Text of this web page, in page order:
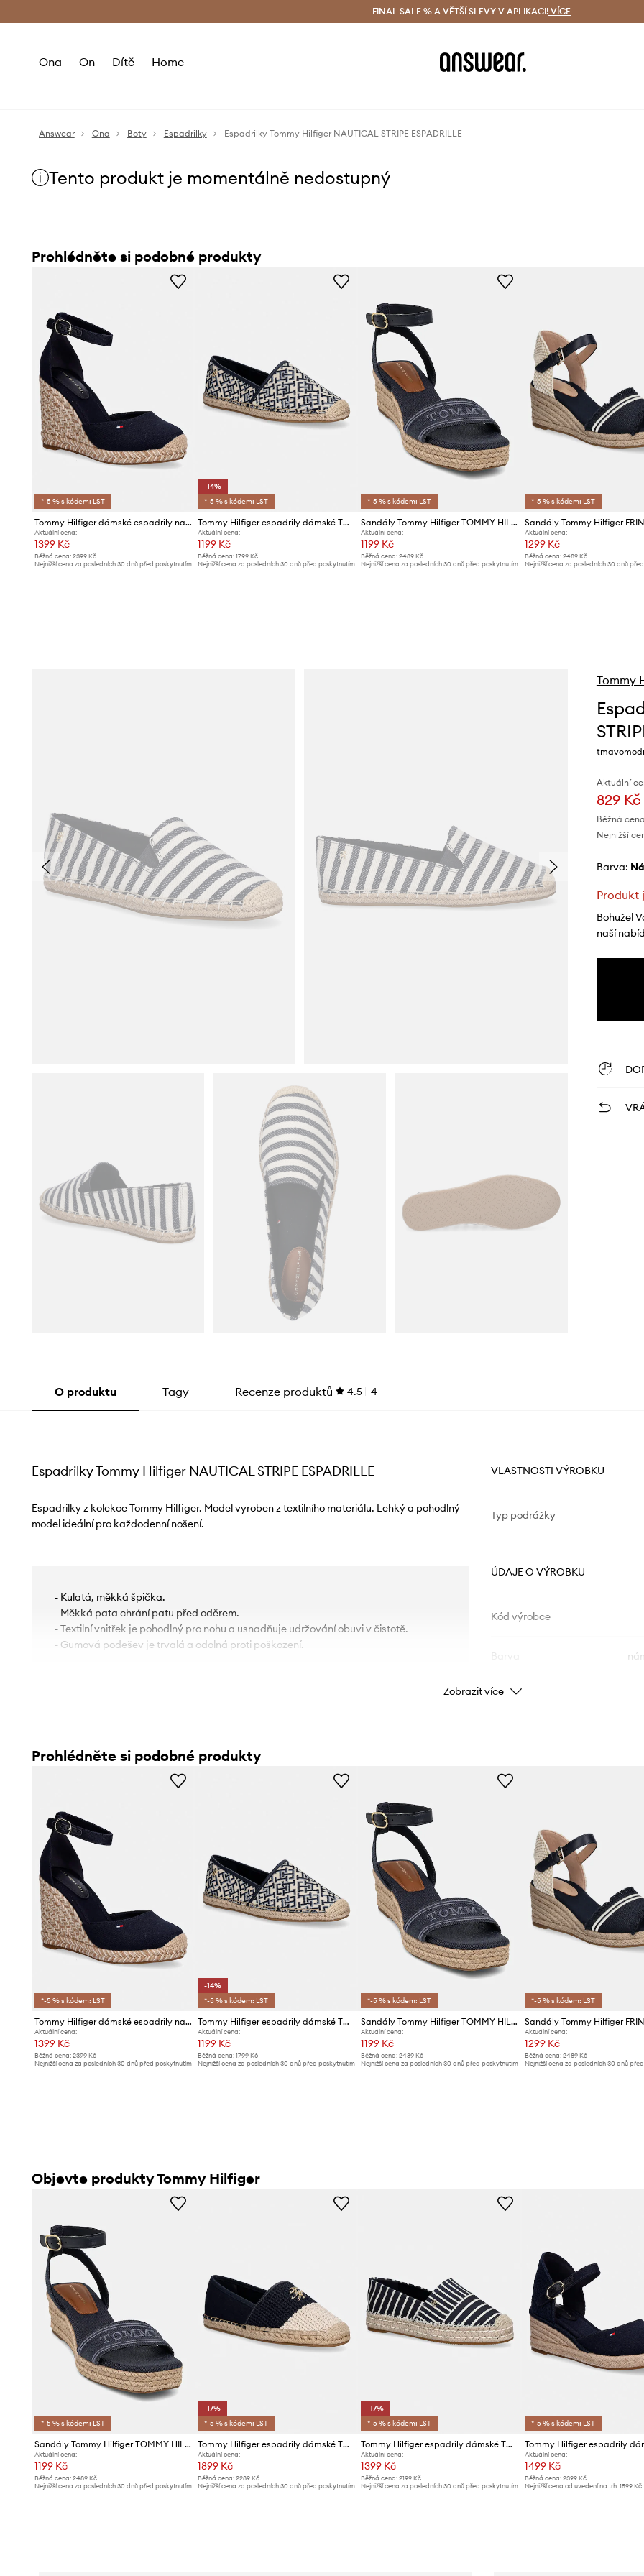
Doručení a vrácení zdarma (od 1800 Kč) Doručení i do 24 h
FINAL SALE % A VĚTŠÍ SLEVY V APLIKACI! VÍCE
Ona On Dítě Home
Answear Ona Boty Espadrilky Espadrilky Tommy Hilfiger NAUTICAL STRIPE ESPADRILLE
Tento produkt je momentálně nedostupný
Prohlédněte si podobné produkty
*-5 % s kódem: LST
Tommy Hilfiger dámské espadrily na klínku FLAG HIGH WEDGE ESPAD CLOSED TOE
Aktuální cena:
1399 Kč
Běžná cena: 2399 Kč
Nejnižší cena za posledních 30 dnů před poskytnutím
-14%
*-5 % s kódem: LST
Tommy Hilfiger espadrily dámské TH MONOGRAM JACQUARD ESPADRILLE
Aktuální cena:
1199 Kč
Běžná cena:1799 Kč
Nejnižší cena za posledních 30 dnů před poskytnutím
*-5 % s kódem: LST
Sandály Tommy Hilfiger TOMMY HILFIGER ESPAD MID WEDGE
Aktuální cena:
1199 Kč
Běžná cena: 2489 Kč
Nejnižší cena za posledních 30 dnů před poskytnutím
*-5 % s kódem: LST
Aktuální cena:
1299 Kč
Běžná cena: 2489 Kč
Nejnižší cena za posledních 30 dnů
Tommy
Aktuální
829 Kč
Běžná
Nejnižší
Barva:
Produkt
Bohužel
naší
O produktu Tagy Recenze produktů 4.5 4
Espadrilky Tommy Hilfiger NAUTICAL STRIPE ESPADRILLE
Espadrilky z kolekce Tommy Hilfiger. Model vyroben z textilního materiálu. Lehký a pohodlný
model ideální pro každodenní nošení.
- Kulatá, měkká špička.
- Měkká pata chrání patu před oděrem.
- Textilní vnitřek je pohodlný pro nohu a usnadňuje udržování obuvi v čistotě.
- Gumová podešev je trvalá a odolná proti poškození.
VLASTNOSTI VÝROBKU
Typ podrážky
ÚDAJE O VÝROBKU
Kód výrobce
Značka
ID produktu
Zobrazit více
Prohlédněte si podobné produkty
*-5 % s kódem: LST
Tommy Hilfiger dámské espadrily na klínku FLAG HIGH WEDGE ESPAD CLOSED TOE
Aktuální cena:
1399 Kč
Běžná cena: 2399 Kč
Nejnižší cena za posledních 30 dnů před poskytnutím
-14%
*-5 % s kódem: LST
Tommy Hilfiger espadrily dámské TH MONOGRAM JACQUARD ESPADRILLE
Aktuální cena:
1199 Kč
Běžná cena:1799 Kč
Nejnižší cena za posledních 30 dnů před poskytnutím
*-5 % s kódem: LST
Sandály Tommy Hilfiger TOMMY HILFIGER ESPAD MID WEDGE
Aktuální cena:
1199 Kč
Běžná cena: 2489 Kč
Nejnižší cena za posledních 30 dnů před poskytnutím
*-5 % s kódem: LST
Aktuální cena:
1299 Kč
Běžná cena: 2489 Kč
Nejnižší cena za posledních 30 dnů
Objevte produkty Tommy Hilfiger
*-5 % s kódem: LST
Sandály Tommy Hilfiger TOMMY HILFIGER ESPAD MID WEDGE
Aktuální cena:
1199 Kč
Běžná cena: 2489 Kč
Nejnižší cena za posledních 30 dnů před poskytnutím
-17%
*-5 % s kódem: LST
Tommy Hilfiger espadrily dámské TH SCRIPT CROCHET ESPADRILLE
Aktuální cena:
1899 Kč
Běžná cena:2289 Kč
Nejnižší cena za posledních 30 dnů před poskytnutím
-17%
*-5 % s kódem: LST
Tommy Hilfiger espadrily dámské TH PLATFORM ESPADRILLE STRIPES
Aktuální cena:
1399 Kč
Běžná cena: 2199 Kč
Nejnižší cena za posledních 30 dnů před poskytnutím
*-5 % s kódem: LST
Aktuální cena:
1499 Kč
Běžná cena: 2399 Kč
Nejnižší cena od uvedení na trh: 1599 Kč